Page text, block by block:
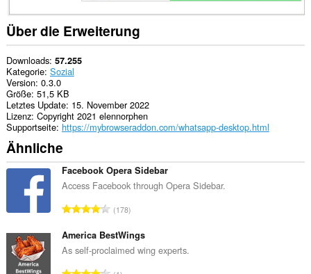
Über die Erweiterung
Downloads 57.255
Kategorie Sozial
Version 0.3.0
Größe 51,5 KB
Letztes Update 15. November 2022
Lizenz Copyright 2021 elennorphen
Supportseite https://mybrowseraddon.com/whatsapp-desktop.html
Ähnliche
Facebook Opera Sidebar
Access Facebook through Opera Sidebar.
G
s
a
178
America BestWings
As self-proclaimed wing experts.